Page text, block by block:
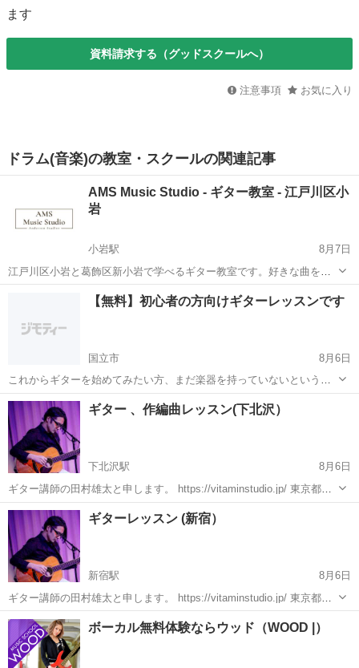
ます
資料請求する（グッドスクールへ）
注意事項 お気に入り
ドラム(音楽)の教室・スクールの関連記事
AMS Music Studio - ギター教室 - 江戸川区小
岩
小岩駅
8月7日
江戸川区小岩と葛飾区新小岩で学べるギター教室です。好きな曲を弾
いて楽しく上達できるギター教室でどの音楽教室よりも安い料金と丁
寧なレッスンで生徒様からもご好評いただいております。生徒の９割
江戸川区 小岩駅 ギター 音楽教室
【無料】初心者の方向けギターレッスンです
国立市
8月6日
これからギターを始めてみたい方、まだ楽器を持っていないという方
でもOKです！ 初心者を対象にギターレッスンやっています。 また、
DTMを使った作曲レッスンもやっています。 教える立場としてまだお
金をもらうのは気...
東京 国立市 ギター 初心者
ギター 、作編曲レッスン(下北沢）
下北沢駅
8月6日
ギター講師の田村雄太と申します。 https://vitaminstudio.jp/ 東京都世
田谷、渋谷、武蔵野市、新宿エリアを中心にプライベートレッスンを
しています。 作編曲(DTM)のレッスンも対応しています。...
東京 世田谷区 ギター
ギターレッスン (新宿）
新宿駅
8月6日
ギター講師の田村雄太と申します。 https://vitaminstudio.jp/ 東京都世
田谷、渋谷、武蔵野市、新宿エリアを中心にプライベートレッスンを
しています。 作編曲(DTM)のレッスンも対応しています。...
東京 新宿区 ギター 作編曲
ボーカル無料体験ならウッド（WOOD |）